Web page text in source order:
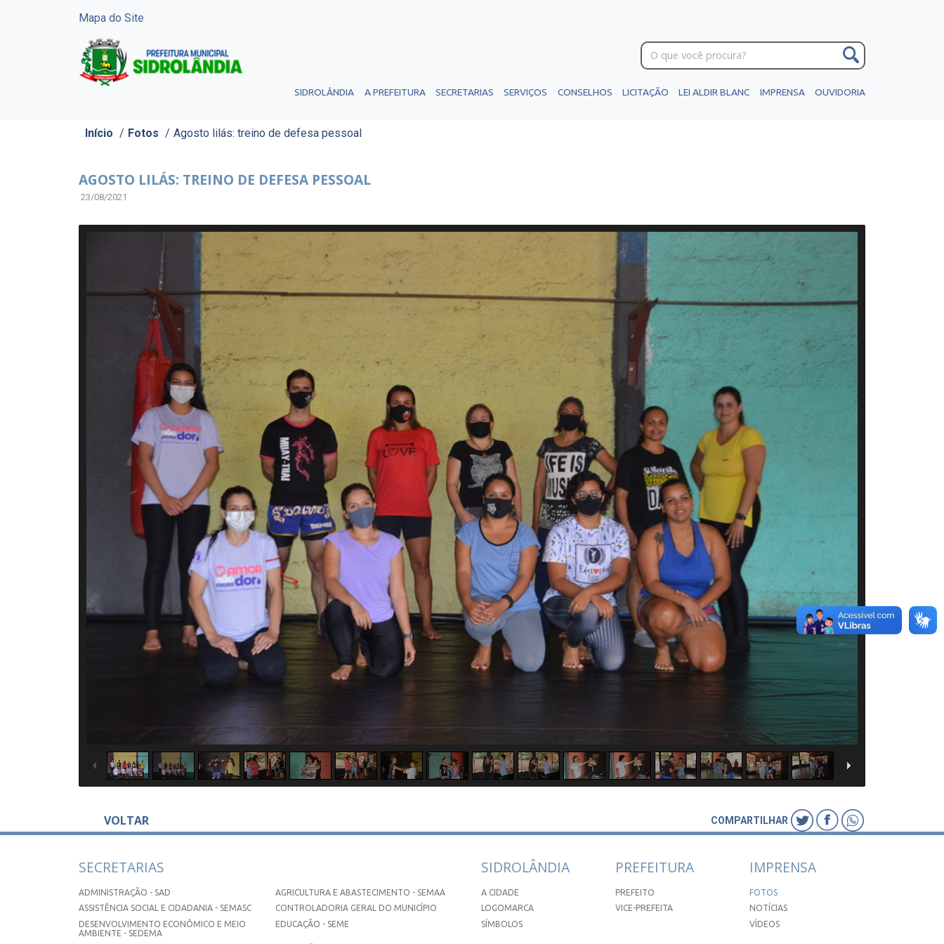
Mapa do Site
SIDROLÂNDIA A PREFEITURA SECRETARIAS SERVIÇOS CONSELHOS LICITAÇÃO LEI ALDIR BLANC IMPRENSA OUVIDORIA
Início / Fotos / Agosto lilás: treino de defesa pessoal
AGOSTO LILÁS: TREINO DE DEFESA PESSOAL
23/08/2021
VOLTAR COMPARTILHAR
SECRETARIAS
ADMINISTRAÇÃO - SAD
AGRICULTURA E ABASTECIMENTO - SEMAA
ASSISTÊNCIA SOCIAL E CIDADANIA - SEMASC
CONTROLADORIA GERAL DO MUNICÍPIO
DESENVOLVIMENTO ECONÔMICO E MEIO
AMBIENTE - SEDEMA
EDUCAÇÃO - SEME
SIDROLÂNDIA
A CIDADE
LOGOMARCA
SÍMBOLOS
PREFEITURA
PREFEITO
VICE-PREFEITA
IMPRENSA
FOTOS
NOTÍCIAS
VÍDEOS